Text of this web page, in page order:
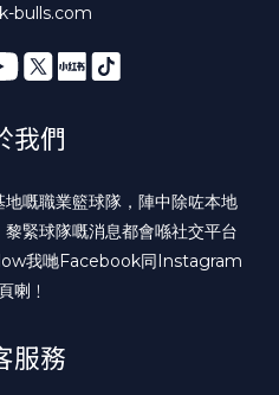
bulls.com
我們
嘅職業籃球隊，陣中除咗本地
緊球隊嘅消息都會喺社交平台
我哋Facebook同Instagram
喇﹗
服務